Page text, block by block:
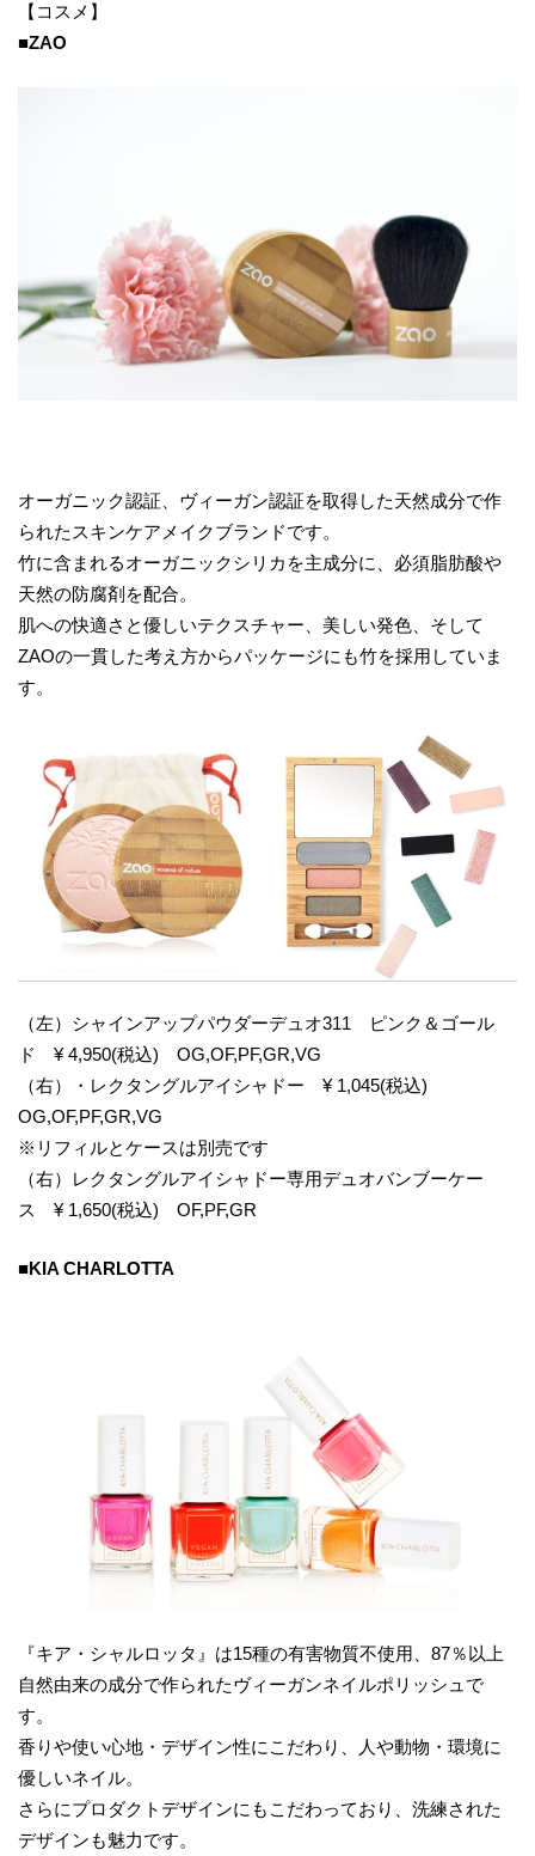
【コスメ】
■ZAO
オーガニック認証、ヴィーガン認証を取得した天然成分で作
られたスキンケアメイクブランドです。
竹に含まれるオーガニックシリカを主成分に、必須脂肪酸や
天然の防腐剤を配合。
肌への快適さと優しいテクスチャー、美しい発色、そして
ZAOの一貫した考え方からパッケージにも竹を採用していま
す。
（左）シャインアップパウダーデュオ311 ピンク＆ゴール
ド ¥ 4,950(税込) OG,OF,PF,GR,VG
（右）・レクタングルアイシャドー ¥ 1,045(税込)
OG,OF,PF,GR,VG
※リフィルとケースは別売です
（右）レクタングルアイシャドー専用デュオバンブーケー
ス ¥ 1,650(税込) OF,PF,GR
■KIA CHARLOTTA
『キア・シャルロッタ』は15種の有害物質不使用、87％以上
自然由来の成分で作られたヴィーガンネイルポリッシュで
す。
香りや使い心地・デザイン性にこだわり、人や動物・環境に
優しいネイル。
さらにプロダクトデザインにもこだわっており、洗練された
デザインも魅力です。